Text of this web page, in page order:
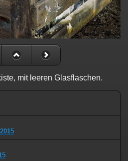
mit leeren Glasflaschen.